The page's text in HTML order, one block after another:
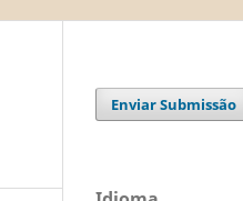
Enviar Submissão